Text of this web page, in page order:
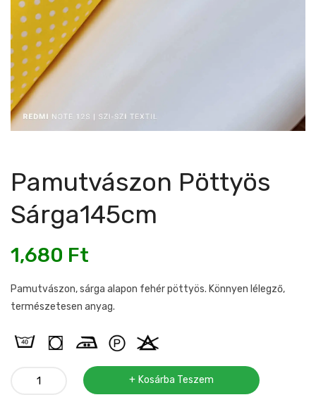
Pamutvászon Pöttyös
Sárga145cm
1,680 Ft
Pamutvászon, sárga alapon fehér pöttyös. Könnyen lélegző,
természetesen anyag.
Pamutvászon
Kosárba Teszem